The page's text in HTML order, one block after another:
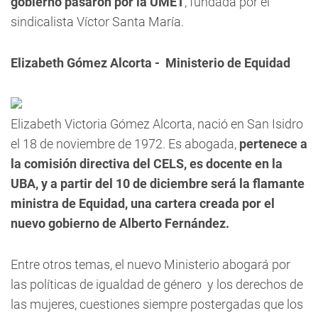
sindicalista Víctor Santa María.
Elizabeth Gómez Alcorta - Ministerio de Equidad
Elizabeth Victoria Gómez Alcorta, nació en San Isidro
el 18 de noviembre de 1972. Es abogada, pertenece a
la comisión directiva del CELS, es docente en la
UBA, y a partir del 10 de diciembre será la flamante
ministra de Equidad, una cartera creada por el
nuevo gobierno de Alberto Fernández.
Entre otros temas, el nuevo Ministerio abogará por
las políticas de igualdad de género y los derechos de
las mujeres, cuestiones siempre postergadas que los